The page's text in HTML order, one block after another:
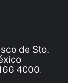
de Sto.
4000.